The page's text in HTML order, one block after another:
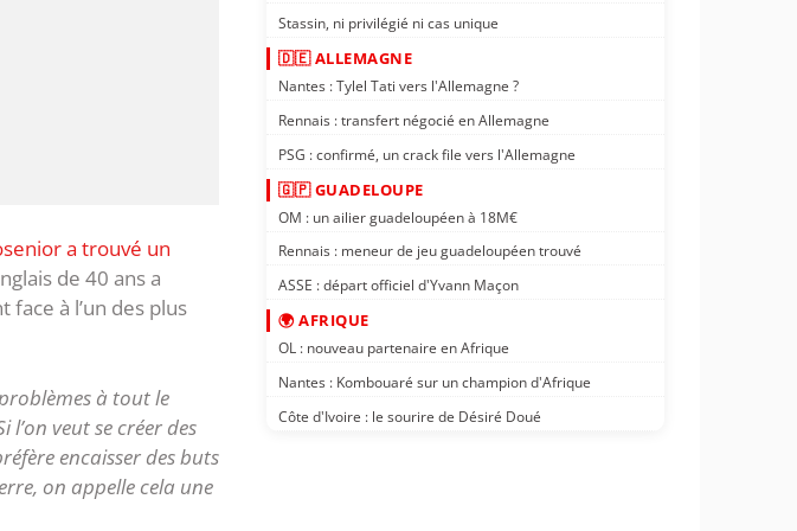
a trouvé un
de 40 ans a
à l’un des plus
à tout le
l’on veut se créer des
encaisser des buts
on appelle cela une
Stassin, ni privilégié ni cas unique
🇩🇪 ALLEMAGNE
Nantes : Tylel Tati vers l'Allemagne ?
Rennais : transfert négocié en Allemagne
PSG : confirmé, un crack file vers l'Allemagne
🇬🇵 GUADELOUPE
OM : un ailier guadeloupéen à 18M€
Rennais : meneur de jeu guadeloupéen trouvé
ASSE : départ officiel d'Yvann Maçon
🌍 AFRIQUE
OL : nouveau partenaire en Afrique
Nantes : Kombouaré sur un champion d'Afrique
Côte d'Ivoire : le sourire de Désiré Doué